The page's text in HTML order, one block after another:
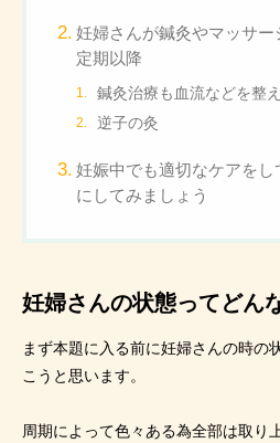
妊婦さんが鍼灸やマッサ
定期以降
鍼灸治療も血流などを整
逆子の灸
妊娠中でも適切なケアを
にしてみましょう
妊婦さんの状態ってどん
まず本題に入る前に妊婦さんの時の
こうと思います。
周期によって色々ある為全部は取り